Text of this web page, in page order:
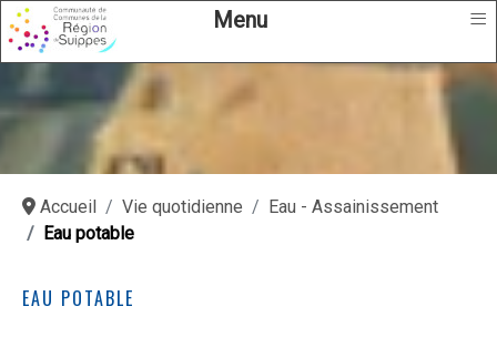
Menu ≡
Accueil Vie quotidienne
Eau - Assainissement
Eau potable
EAU POTABLE